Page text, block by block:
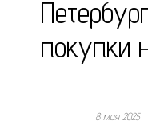
покупки
8 мая 2025